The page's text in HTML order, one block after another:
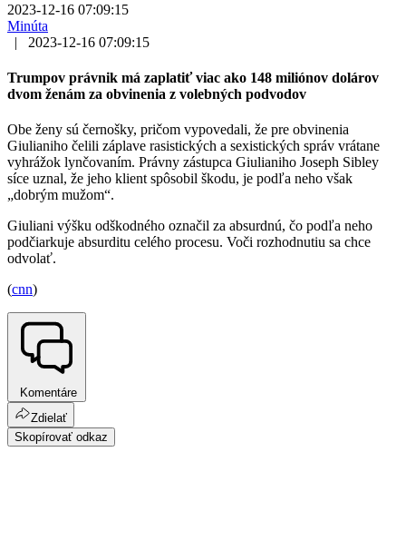
2023-12-16 07:09:15
Minúta
|
2023-12-16 07:09:15
Trumpov právnik má zaplatiť viac ako 148 miliónov dolárov
dvom ženám za obvinenia z volebných podvodov
Obe ženy sú černošky, pričom vypovedali, že pre obvinenia
Giulianiho čelili záplave rasistických a sexistických správ vrátane
vyhrážok lynčovaním. Právny zástupca Giulianiho Joseph Sibley
síce uznal, že jeho klient spôsobil škodu, je podľa neho však
„dobrým mužom“.
Giuliani výšku odškodného označil za absurdnú, čo podľa neho
podčiarkuje absurditu celého procesu. Voči rozhodnutiu sa chce
odvolať.
(cnn)
Komentáre
Zdielať
Skopírovať odkaz